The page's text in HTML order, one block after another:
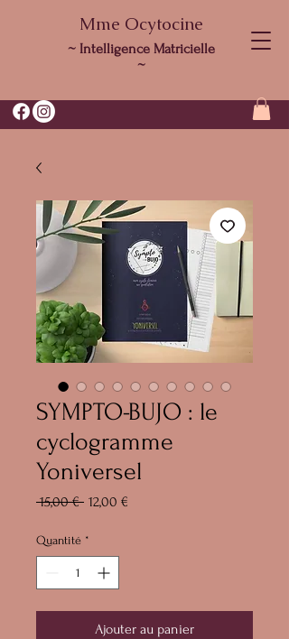
Mme Ocytocine
~ Intelligence Matricielle
~
SYMPTO-BUJO : le
cyclogramme
Yoniversel
15,00 € Prix
12,00 €
Quantité *
Ajouter au panier